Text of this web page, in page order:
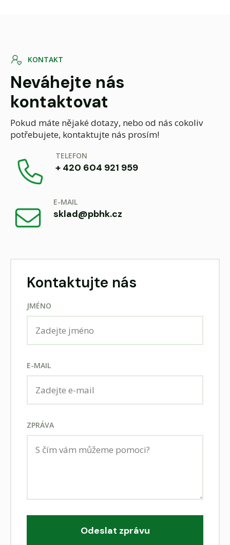
KONTAKT
Neváhejte nás
kontaktovat
Pokud máte nějaké dotazy, nebo od nás cokoliv
potřebujete, kontaktujte nás prosím!
TELEFON
+ 420 604 921 959
E-MAIL
sklad@pbhk.cz
Kontaktujte nás
JMÉNO
E-MAIL
ZPRÁVA
Odeslat zprávu